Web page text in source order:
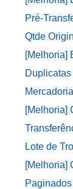
Pré-
Qtde
[Melhoria]
[Melhoria]
Lote de
[Melhoria]